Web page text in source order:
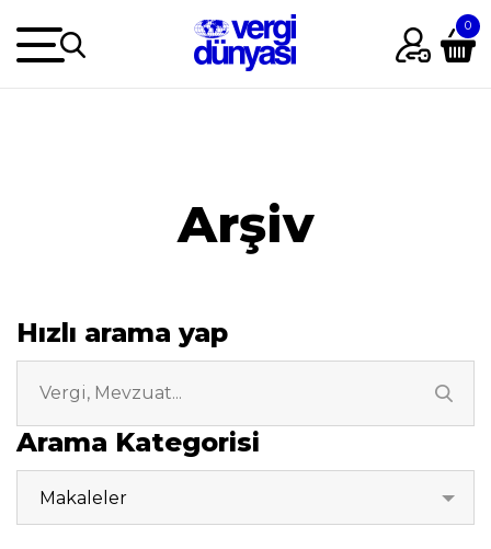
Arşiv
Hızlı arama yap
Arama Kategorisi
Makaleler